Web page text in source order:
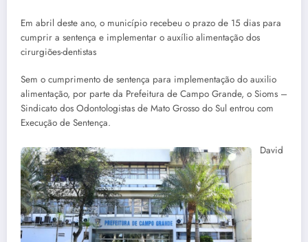
Em abril deste ano, o município recebeu o prazo de 15 dias para
cumprir a sentença e implementar o auxílio alimentação dos
cirurgiões-dentistas
Sem o cumprimento de sentença para implementação do auxilio
alimentação, por parte da Prefeitura de Campo Grande, o Sioms –
Sindicato dos Odontologistas de Mato Grosso do Sul entrou com
Execução de Sentença.
David